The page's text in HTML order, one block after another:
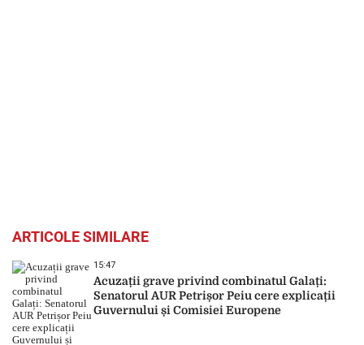
ARTICOLE SIMILARE
15:47
Acuzații grave privind combinatul Galați:
Senatorul AUR Petrișor Peiu cere explicații
Guvernului și Comisiei Europene